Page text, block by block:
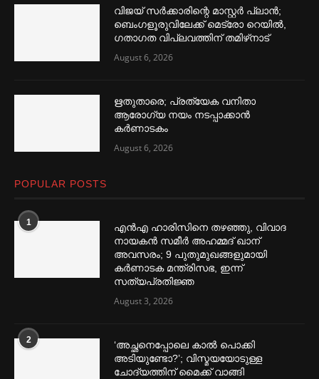
വിജയ് സര്‍ക്കാരിന്റെ മാസ്റ്റര്‍ പ്ലാന്‍;
ബെംഗളൂരുവിലേക്ക് മെട്രോ റെയില്‍,
ഗതാഗത വിപ്ലവത്തിന് തമിഴ്‌നാട്
August 6, 2026
ഋതുതാരെ; പ്രത്യേക വനിതാ
ആരോഗ്യ നയം നടപ്പാക്കാൻ
കര്‍ണാടകം
August 6, 2026
POPULAR POSTS
1
എൻഎ ഹാരിസിനെ തഴ‌‍ഞ്ഞു, വിവാദ
നായകൻ സമീര്‍ അഹമ്മദ് ഖാന്
അവസരം; 9 പുതുമുഖങ്ങളുമായി
കര്‍ണാടക മന്ത്രിസഭ, ഇന്ന്
സത്യപ്രതിജ്ഞ
August 3, 2026
2
‘അച്ഛനെപ്പോലെ കാല്‍ പൊക്കി
അടിയുണ്ടോ?’; വിസ്മയയോടുള്ള
ചോദ്യത്തിന് മൈക്ക് വാങ്ങി